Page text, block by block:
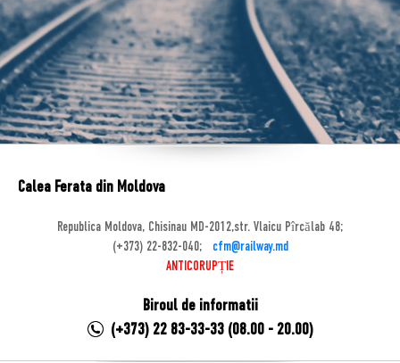
Calea Ferata din Moldova
Republica Moldova, Chisinau MD-2012,str. Vlaicu Pîrcălab 48;
(+373) 22-832-040;
cfm@railway.md
ANTICORUPȚIE
Biroul de informatii
(+373) 22 83-33-33 (08.00 - 20.00)